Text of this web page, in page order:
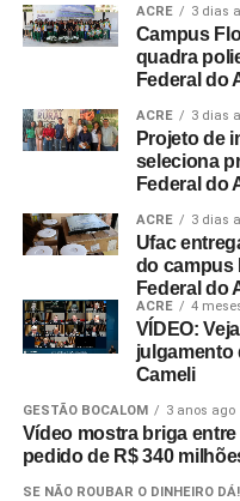
ACRE 3 dias
Campus
quadra
Federal do
ACRE 3 dias
Projeto de
seleciona
Federal do
ACRE 3 dias
Ufac
do campus
Federal do
ACRE 4
VÍDEO:
julgamento
Cameli
GESTÃO BOCALOM 3 anos ago
Vídeo mostra briga
pedido de R$ 340
SE NÃO ROUBAR O DINHEIRO DÁ!